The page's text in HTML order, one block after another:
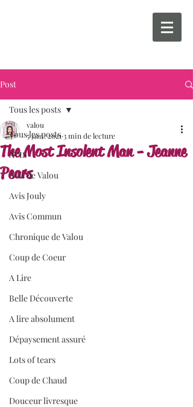
Post
Tous les posts
AVIS
Avis de Valou
Avis Jouly
Avis Commun
Chronique de Valou
Coup de Coeur
A Lire
Belle Découverte
A lire absolument
Dépaysement assuré
Lots of tears
Coup de Chaud
Douceur livresque
Tous les posts
The Most Insolent Man - Jeanne
Pears
valou
5 janv. 2021 3 min de lecture